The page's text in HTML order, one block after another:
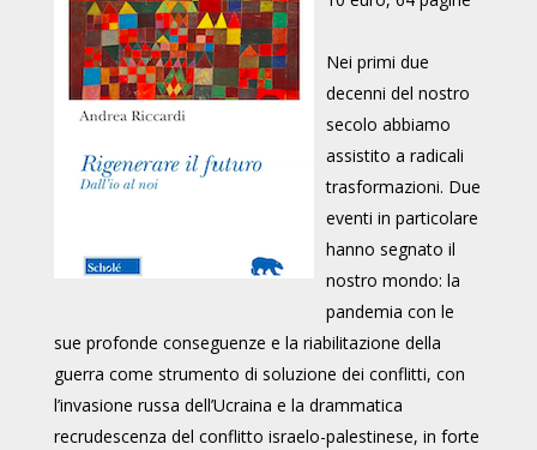
Nei primi due
decenni del nostro
secolo abbiamo
assistito a radicali
trasformazioni. Due
eventi in particolare
hanno segnato il
nostro mondo: la
pandemia con le
sue profonde conseguenze e la riabilitazione della
guerra come strumento di soluzione dei conflitti, con
l’invasione russa dell’Ucraina e la drammatica
recrudescenza del conflitto israelo-palestinese, in forte